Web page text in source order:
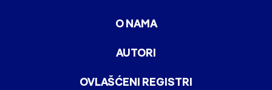
O NAMA
AUTORI
OVLAŠĆENI REGISTRI